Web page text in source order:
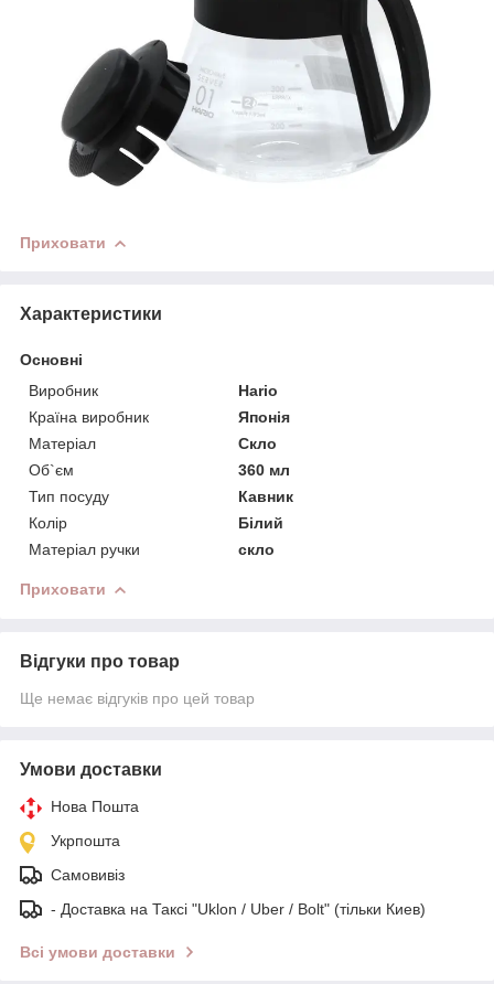
Приховати
Характеристики
Основні
Виробник
Hario
Країна виробник
Японія
Матеріал
Скло
Об`єм
360 мл
Тип посуду
Кавник
Колір
Білий
Матеріал ручки
скло
Приховати
Відгуки про товар
Ще немає відгуків про цей товар
Умови доставки
Нова Пошта
Укрпошта
Самовивіз
- Доставка на Таксі "Uklon / Uber / Bolt" (тільки Киев)
Всі умови доставки